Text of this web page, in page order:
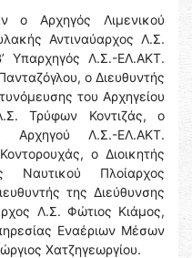
ο Αρχηγός Λιμενικού
Αντιναύαρχος Λ.Σ.
Υπαρχηγός Λ.Σ.-ΕΛ.ΑΚΤ.
ο Διευθυντής
του Αρχηγείου
Τρύφων Κοντιζάς, ο
Αρχηγού Λ.Σ.-ΕΛ.ΑΚΤ.
ο Διοικητής
Ναυτικού Πλοίαρχος
της Διεύθυνσης
Λ.Σ. Φώτιος Κιάμος,
Εναέριων Μέσων
Χατζηγεωργίου.